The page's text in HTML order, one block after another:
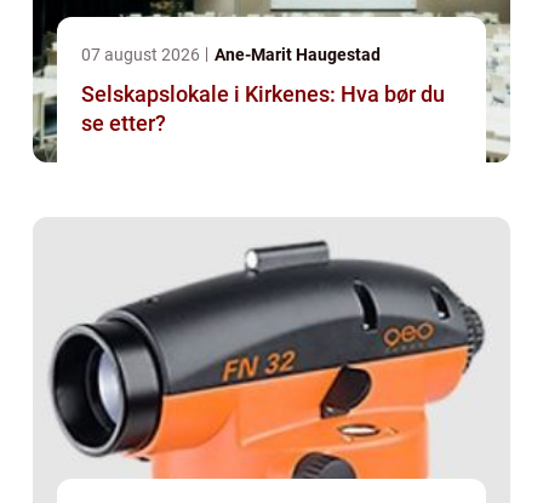
07 august 2026 Ane-Marit Haugestad
Selskapslokale i Kirkenes: Hva bør du
se etter?